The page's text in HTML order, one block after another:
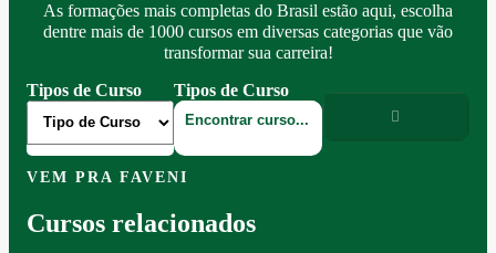
As formações mais completas do Brasil estão aqui, escolha
dentre mais de 1000 cursos em diversas categorias que vão
transformar sua carreira!
Tipos de Curso
Tipos de Curso
VEM PRA FAVENI
Cursos relacionados